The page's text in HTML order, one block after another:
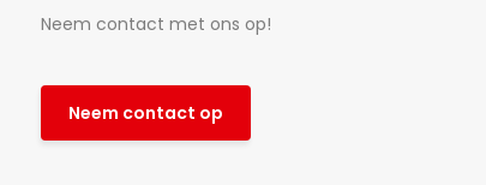
Neem contact met ons op!
Neem contact op